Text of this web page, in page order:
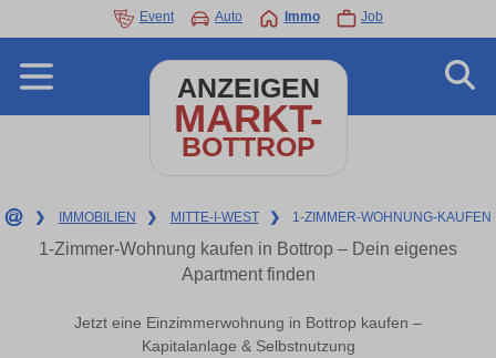
Event Auto Immo Job
ANZEIGEN
MARKT-
BOTTROP
❯ IMMOBILIEN ❯ MITTE-I-WEST ❯ 1-ZIMMER-WOHNUNG-KAUFEN
1-Zimmer-Wohnung kaufen in Bottrop – Dein eigenes
Apartment finden
Jetzt eine Einzimmerwohnung in Bottrop kaufen –
Kapitalanlage & Selbstnutzung